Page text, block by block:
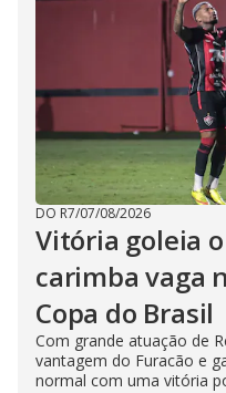
DO R7/07/08/2026
Vitória goleia
carimba vaga
Copa do Brasil
Com grande atuação de
vantagem do Furacão e
normal com uma vitória